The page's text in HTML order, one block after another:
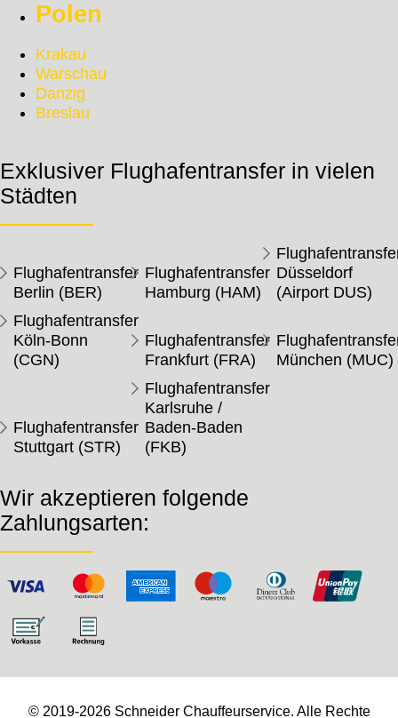
Polen
Krakau
Warschau
Danzig
Breslau
Exklusiver Flughafentransfer in vielen
Städten
Flughafentransfer
Berlin (BER)
Flughafentransfer
Hamburg (HAM)
Düsseldorf
(Airport DUS)
Flughafentransfer
Köln-Bonn
(CGN)
Flughafentransfer
Frankfurt (FRA)
München (MUC)
Flughafentransfer
Stuttgart (STR)
Flughafentransfer
Karlsruhe /
Baden-Baden
(FKB)
Wir akzeptieren folgende
Zahlungsarten:
© 2019-2026 Schneider Chauffeurservice. Alle Rechte